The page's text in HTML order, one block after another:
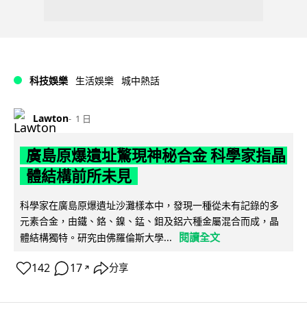
科技娛樂 生活娛樂 城中熱話
Lawton 1 日
廣島原爆遺址驚現神秘合金 科學家指晶
體結構前所未見
科學家在廣島原爆遺址沙灘樣本中，發現一種從未有記錄的多
元素合金，由鐵、鉻、鎳、錳、鉬及鋁六種金屬混合而成，晶
體結構獨特。研究由佛羅倫斯大學...
閱讀全文
142 17 ↗ 分享